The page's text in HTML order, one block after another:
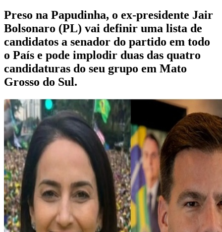
Preso na Papudinha, o ex-presidente Jair
Bolsonaro (PL) vai definir uma lista de
candidatos a senador do partido em todo
o País e pode implodir duas das quatro
candidaturas do seu grupo em Mato
Grosso do Sul.